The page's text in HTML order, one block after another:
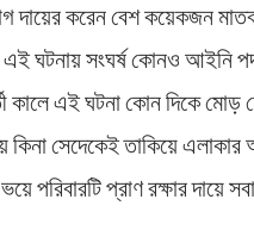
দায়ের করেন বেশ কয়েকজন
ঘটনায় সংঘর্ষ কোনও আইনি
কালে এই ঘটনা কোন দিকে মোড়
কিনা সেদেকেই তাকিয়ে
পরিবারটি প্রাণ রক্ষার দায়ে